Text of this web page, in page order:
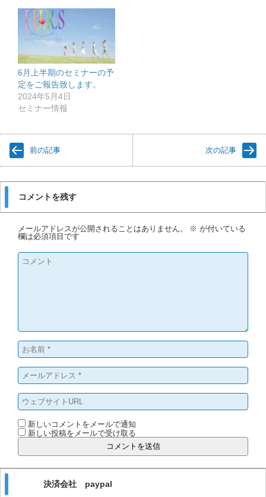
6月上半期のセミナーの予
定をご報告致します。
2024年5月4日
セミナー情報
前の記事 次の記事
コメントを残す
メールアドレスが公開されることはありません。 ※ が付いている
欄は必須項目です
新しいコメントをメールで通知
新しい投稿をメールで受け取る
決済会社 paypal